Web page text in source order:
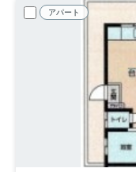
アパート